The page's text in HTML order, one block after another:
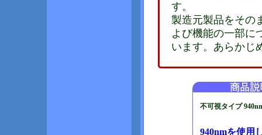
す。
製造元製品をその
よび機能の一部に
います。あらかじ
不可視タイプ
940nmを使用